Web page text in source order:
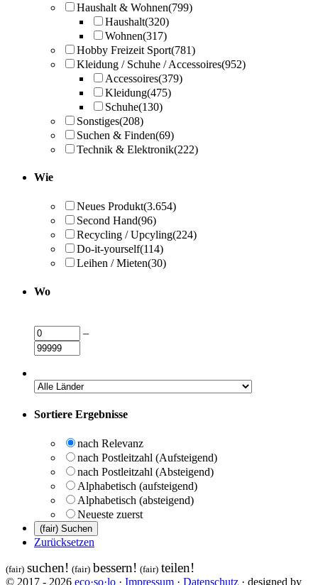
Haushalt & Wohnen(799)
Haushalt(320)
Wohnen(317)
Hobby Freizeit Sport(781)
Kleidung / Schuhe / Accessoires(952)
Accessoires(379)
Kleidung(475)
Schuhe(130)
Sonstiges(208)
Suchen & Finden(69)
Technik & Elektronik(222)
Wie
Neues Produkt(3.654)
Second Hand(96)
Recycling / Upcyling(224)
Do-it-yourself(114)
Leihen / Mieten(30)
Wo
–
Sortiere Ergebnisse
nach Relevanz
nach Postleitzahl (Aufsteigend)
nach Postleitzahl (Absteigend)
Alphabetisch (aufsteigend)
Alphabetisch (absteigend)
Neueste zuerst
Zurücksetzen
(fair) suchen! (fair) bessern! (fair) teilen!
© 2017 - 2026 eco·so·lo · Impressum · Datenschutz · designed by